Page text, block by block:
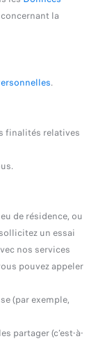
la
.
finalités relatives
de résidence, ou
un essai
nos services
pouvez appeler
(par exemple,
partager (c’est-à-